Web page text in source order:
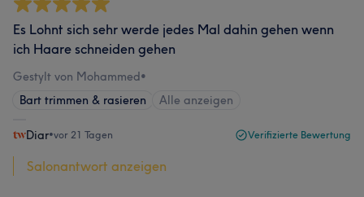
Es Lohnt sich sehr werde jedes Mal dahin gehen wenn
ich Haare schneiden gehen
Gestylt von Mohammed•
Bart trimmen & rasieren
Alle anzeigen
Diar•vor 21 Tagen Verifizierte Bewertung
Salonantwort anzeigen